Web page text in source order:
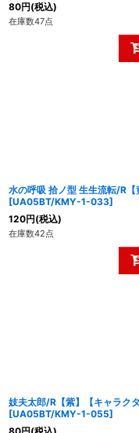
80円(税込)
在庫数47点
水の呼吸 拾ノ型 生生流転/R
[UA05BT/KMY-1-033]
120円(税込)
在庫数42点
妓夫太郎/R【紫】【キャラク
[UA05BT/KMY-1-055]